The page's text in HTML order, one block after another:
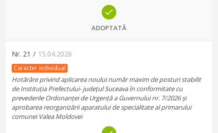
ADOPTATĂ
Nr. 21 / 15.04.2026
Caracter individual
Hotărâre privind aplicarea noului număr maxim de posturi stabilit
de Instituția Prefectului- județul Suceava în conformitate cu
prevederile Ordonanței de Urgență a Guvernului nr. 7/2026 și
aprobarea reorganizării aparatului de specialitate al primarului
comunei Valea Moldovei